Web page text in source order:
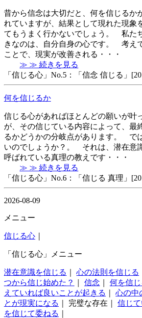
昔から信念は大切だと、何を信じるか
れていますが、結果として現れた現象
てもうまく行かないでしょう。 私た
きなのは、自分自身の心です。 考え
ことで、現実が改善される・・・
≫ ≫ 続きを見る
「信じる心」No.5：「信念 信じる」
何を信じるか
信じる心があればほとんどの願いが叶
が、その信じている内容によって、最
るかどうかの分岐点があります。 で
いのでしょうか？。 それは、潜在意
呼ばれている真理の教えです・・・
≫ ≫ 続きを見る
「信じる心」No.6：「信じる 真理」
2026-08-09
メニュー
信じる心
「信じる心」メニュー
潜在意識を信じる 心の法則を信じる
つから信じ始めた？
信念 何を信
えていれば良いことが起きる
心の中
とが現実になる
｜ 完璧な存在｜ 信じ
を信じて委ねる